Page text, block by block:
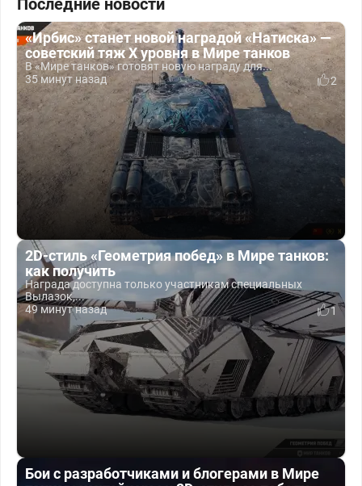
Последние новости
«Ирбис» станет новой наградой «Натиска» —
советский тяж X уровня в Мире танков
В «Мире танков» готовят новую награду для...
35 минут назад
2
2D-стиль «Геометрия побед» в Мире танков:
как получить
Награда доступна только участникам специальных
Вылазок,...
49 минут назад
1
Бои с разработчиками и блогерами в Мире